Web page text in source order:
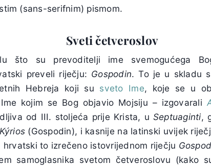
(sans-serifnim) pismom.
Sveti četveroslov
što su prevoditelji ime svemogućega
preveli riječju: Gospodin. To je u skladu
Hebreja koji su sveto Ime, koje se u
kojim se Bog objavio Mojsiju – izgovarali
od III. stoljeća prije Krista, u Septuaginti,
Kýrios (Gospodin), i kasnije na latinski uvijek
hrvatski to izrečeno istovrijednom riječju
samoglasnika svetom četveroslovu (kako